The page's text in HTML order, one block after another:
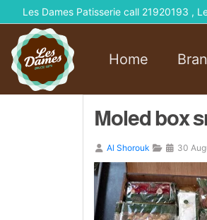
Les Dames Patisserie call 21920193 ,
Home
Moled box
Al Shorouk 30